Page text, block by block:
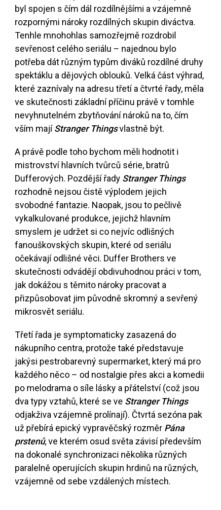
byl spojen s čím dál rozdílnějšími a vzájemně
rozpornými nároky rozdílných skupin diváctva.
Tenhle mnohohlas samozřejmě rozdrobil
sevřenost celého seriálu – najednou bylo
potřeba dát různým typům diváků rozdílné druhy
spektáklu a dějových oblouků. Velká část výhrad,
které zaznívaly na adresu třetí a čtvrté řady, měla
ve skutečnosti základní příčinu právě v tomhle
nevyhnutelném zbytňování nároků na to, čím
vším majíStranger Thingsvlastně být.
A právě podle toho bychom měli hodnotit i
mistrovství hlavních tvůrců série, bratrů
Dufferových. Pozdější řady Stranger Things
rozhodně nejsou čistě výplodem jejich
svobodné fantazie. Naopak, jsou to pečlivě
vykalkulované produkce, jejichž hlavním
smyslem je udržet si co nejvíc odlišných
fanouškovských skupin, které od seriálu
očekávají odlišné věci. Duffer Brothers ve
skutečnosti odvádějí obdivuhodnou práci v tom,
jak dokážou s těmito nároky pracovat a
přizpůsobovat jim původně skromný a sevřený
mikrosvět seriálu.
Třetí řada je symptomaticky zasazená do
nákupního centra, protože také představuje
jakýsi pestrobarevný supermarket, který má pro
každého něco – od nostalgie přes akci a komedii
po melodrama o síle lásky a přátelství (což jsou
dva typy vztahů, které se ve Stranger Things
odjakživa vzájemně prolínají). Čtvrtá sezóna pak
už přebírá epický vypravěčský rozměr Pána
prstenů, ve kterém osud světa závisí především
na dokonalé synchronizaci několika různých
paralelně operujících skupin hrdinů na různých,
vzájemně od sebe vzdálených místech.